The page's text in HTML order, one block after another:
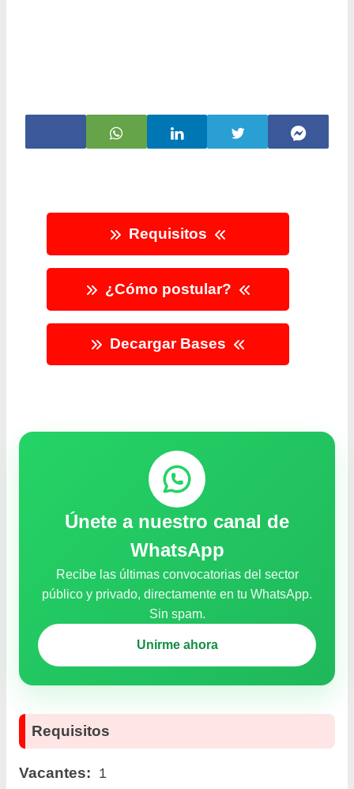
Requisitos
¿Cómo postular?
Decargar Bases
Únete a nuestro canal de
WhatsApp
Recibe las últimas convocatorias del sector
público y privado, directamente en tu WhatsApp.
Sin spam.
Unirme ahora
Requisitos
Vacantes: 1